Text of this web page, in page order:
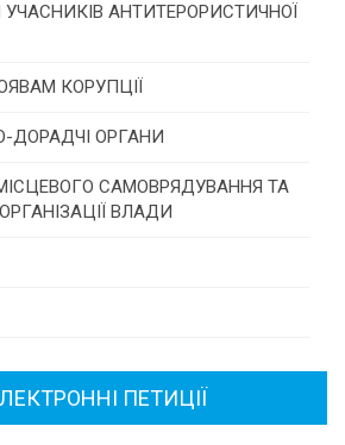
програм місцевого
громадянського суспільства
МТД
АНТИТЕРОРИСТИЧНОЇ
КОРУПЦІЇ
ДОРАДЧІ ОРГАНИ
САМОВРЯДУВАННЯ ТА
ВЛАДИ
ПЕТИЦІЇ